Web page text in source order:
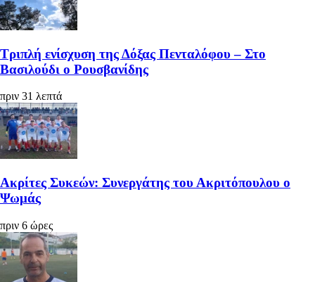
Τριπλή ενίσχυση της Δόξας Πενταλόφου – Στο
Βασιλούδι ο Ρουσβανίδης
πριν 31 λεπτά
Ακρίτες Συκεών: Συνεργάτης του Ακριτόπουλου ο
Ψωμάς
πριν 6 ώρες